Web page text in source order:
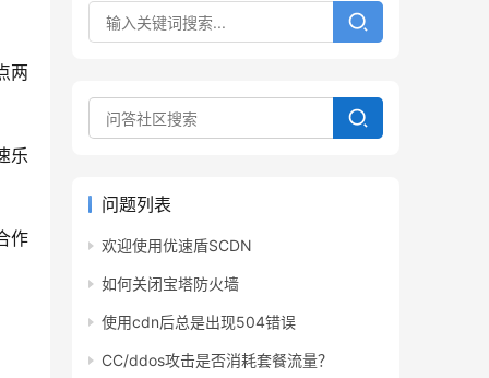
两
乐
作
问题列表
欢迎使用优速盾SCDN
如何关闭宝塔防火墙
使用cdn后总是出现504错误
CC/ddos攻击是否消耗套餐流量？